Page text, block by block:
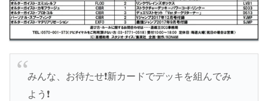
みんな、お待たせ❗️新カードでデッキを組んでみ
よう❗️